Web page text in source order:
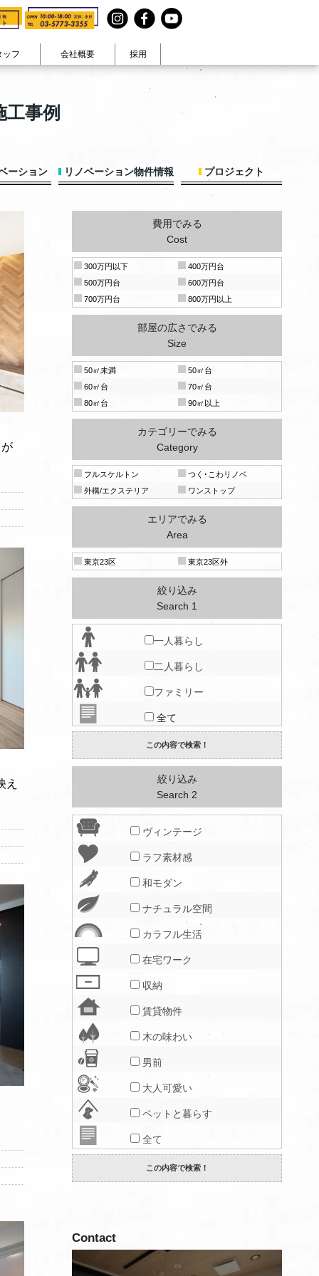
ヴィンテージ
和モダン
ペットと暮らす
コト』
ッフ 会社概要 採用
事例
ーション リノベーション物件情報 プロジェクト
え
費用でみる
Cost
300万円以下
400万円台
500万円台
600万円台
700万円台
800万円以上
部屋の広さでみる
Size
50㎡未満
50㎡台
60㎡台
70㎡台
80㎡台
90㎡以上
カテゴリーでみる
Category
フルスケルトン
つく･こわリノベ
外構/エクステリア
ワンストップ
エリアでみる
Area
東京23区 東京23区外
絞り込み
Search 1
一人暮らし
二人暮らし
ファミリー
全て
絞り込み
Search 2
ヴィンテージ
ラフ素材感
和モダン
ナチュラル空間
カラフル生活
在宅ワーク
収納
賃貸物件
木の味わい
男前
大人可愛い
ペットと暮らす
全て
Contact